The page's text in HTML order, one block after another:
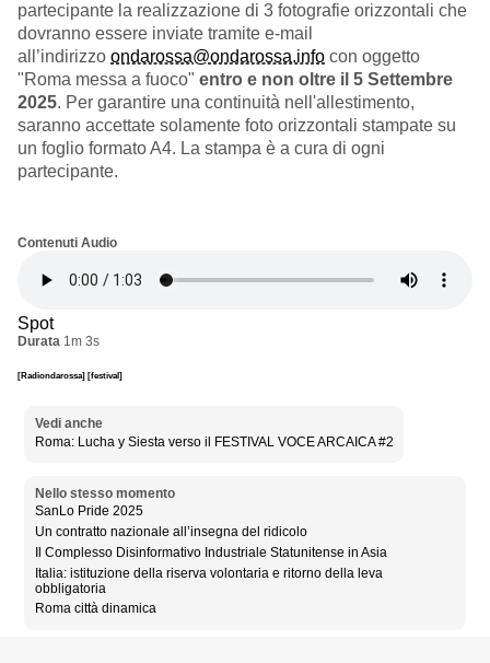
partecipante la realizzazione di 3 fotografie orizzontali che
dovranno essere inviate tramite e-mail
all’indirizzo ondarossa@ondarossa.info con oggetto
"Roma messa a fuoco" entro e non oltre il 5 Settembre
2025. Per garantire una continuità nell'allestimento,
saranno accettate solamente foto orizzontali stampate su
un foglio formato A4. La stampa è a cura di ogni
partecipante.
Contenuti Audio
Spot
Durata 1m 3s
[Radiondarossa] [festival]
Vedi anche
Roma: Lucha y Siesta verso il FESTIVAL VOCE ARCAICA #2
Nello stesso momento
SanLo Pride 2025
Un contratto nazionale all’insegna del ridicolo
Il Complesso Disinformativo Industriale Statunitense in Asia
Italia: istituzione della riserva volontaria e ritorno della leva
obbligatoria
Roma città dinamica